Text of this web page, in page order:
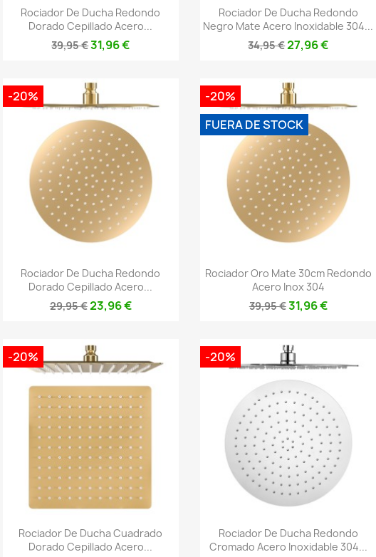
Vista rápida
Rociador De Ducha Redondo
Dorado Cepillado Acero...
39,95 €31,96 €
Vista rápida
Rociador De Ducha Redondo
Negro Mate Acero Inoxidable 304...
34,95 €27,96 €
Vista rápida
Rociador De Ducha Redondo
Dorado Cepillado Acero...
29,95 €23,96 €
-20%
Vista rápida
Rociador Oro Mate 30cm Redondo
Acero Inox 304
39,95 €31,96 €
-20%
FUERA DE STOCK
Vista rápida
Rociador De Ducha Cuadrado
Dorado Cepillado Acero...
-20%
Vista rápida
Rociador De Ducha Redondo
Cromado Acero Inoxidable 304...
-20%